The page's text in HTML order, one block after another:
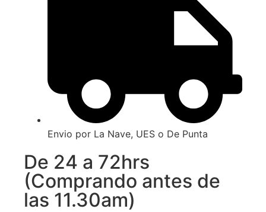
Envio por La Nave, UES o De Punta
De 24 a 72hrs
(Comprando antes de
las 11.30am)